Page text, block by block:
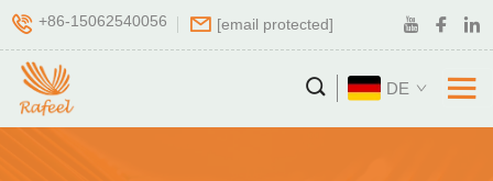
+86-15062540056 [email protected]
DE